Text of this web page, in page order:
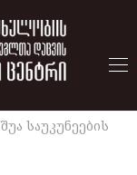
შუა საუკუნეების